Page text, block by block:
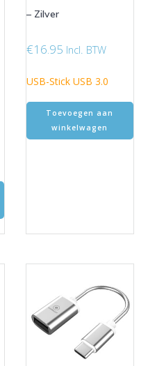
– Zilver
€16.95 Incl. BTW
USB-Stick USB 3.0
Toevoegen aan
winkelwagen